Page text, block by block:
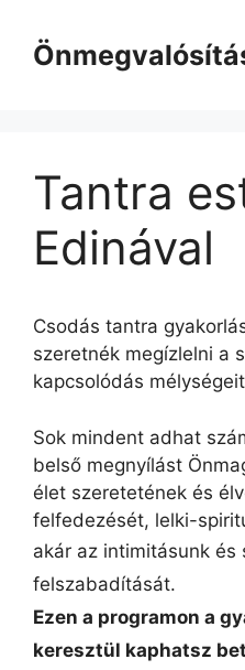
tartalomba
Tantra
Edinával
Csodás tantra
szeretnék megízlelni a
kapcsolódás
Sok mindent adhat
belső megnyílást
élet szeretetének és
felfedezését, lelki-
akár az intimitásunk és
felszabadítását.
Ezen a programon a
keresztül kaphatsz